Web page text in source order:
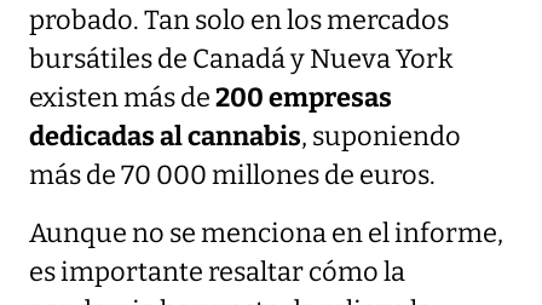
probado. Tan solo en los mercados
bursátiles de Canadá y Nueva York
existen más de200 empresas
dedicadas al cannabis, suponiendo
más de 70 000 millones de euros.
Aunque no se menciona en el informe,
es importante resaltar cómo la